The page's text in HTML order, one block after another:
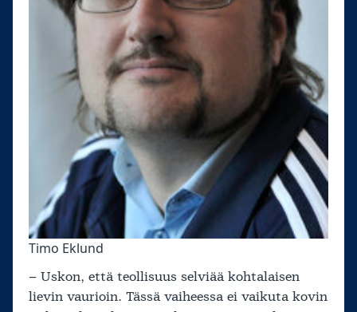
Timo Eklund
– Uskon, että teollisuus selviää kohtalaisen
lievin vaurioin. Tässä vaiheessa ei vaikuta kovin